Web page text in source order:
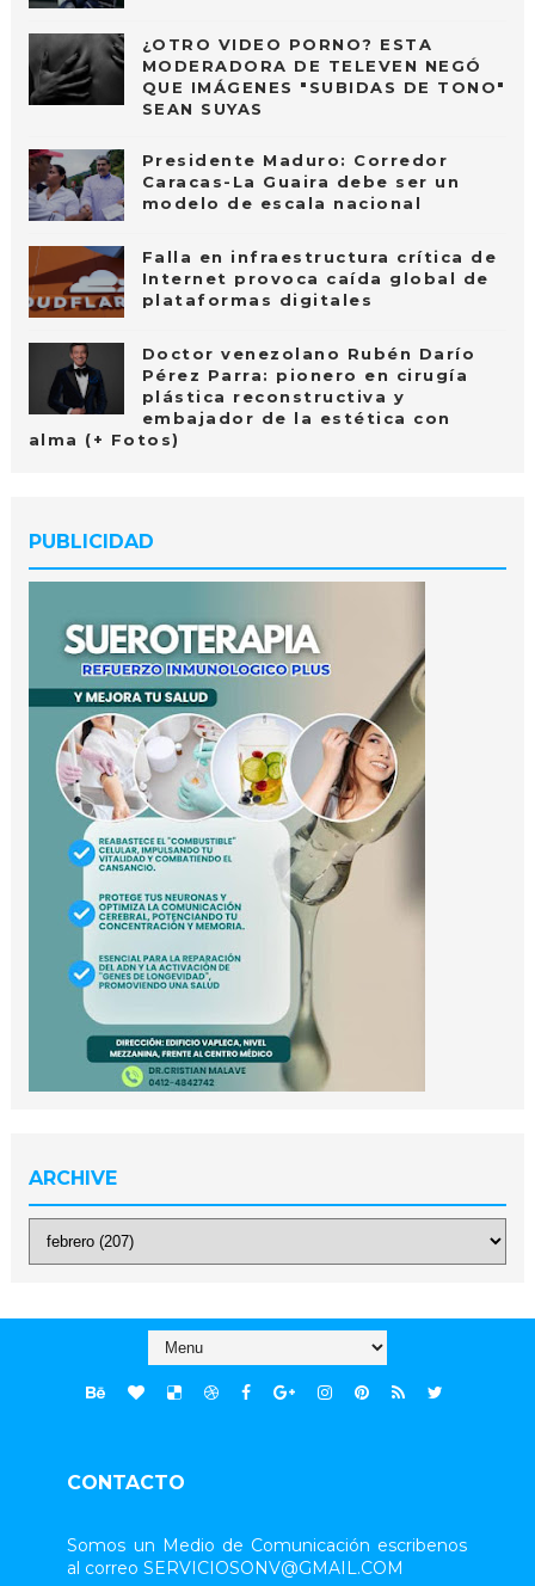
¿OTRO VIDEO PORNO? ESTA
MODERADORA DE TELEVEN NEGÓ
QUE IMÁGENES "SUBIDAS DE TONO"
SEAN SUYAS
Presidente Maduro: Corredor
Caracas-La Guaira debe ser un
modelo de escala nacional
Falla en infraestructura crítica de
Internet provoca caída global de
plataformas digitales
Doctor venezolano Rubén Darío
Pérez Parra: pionero en cirugía
plástica reconstructiva y
embajador de la estética con
alma (+ Fotos)
PUBLICIDAD
ARCHIVE
CONTACTO
Somos un Medio de Comunicación escribenos
al correo SERVICIOSONV@GMAIL.COM